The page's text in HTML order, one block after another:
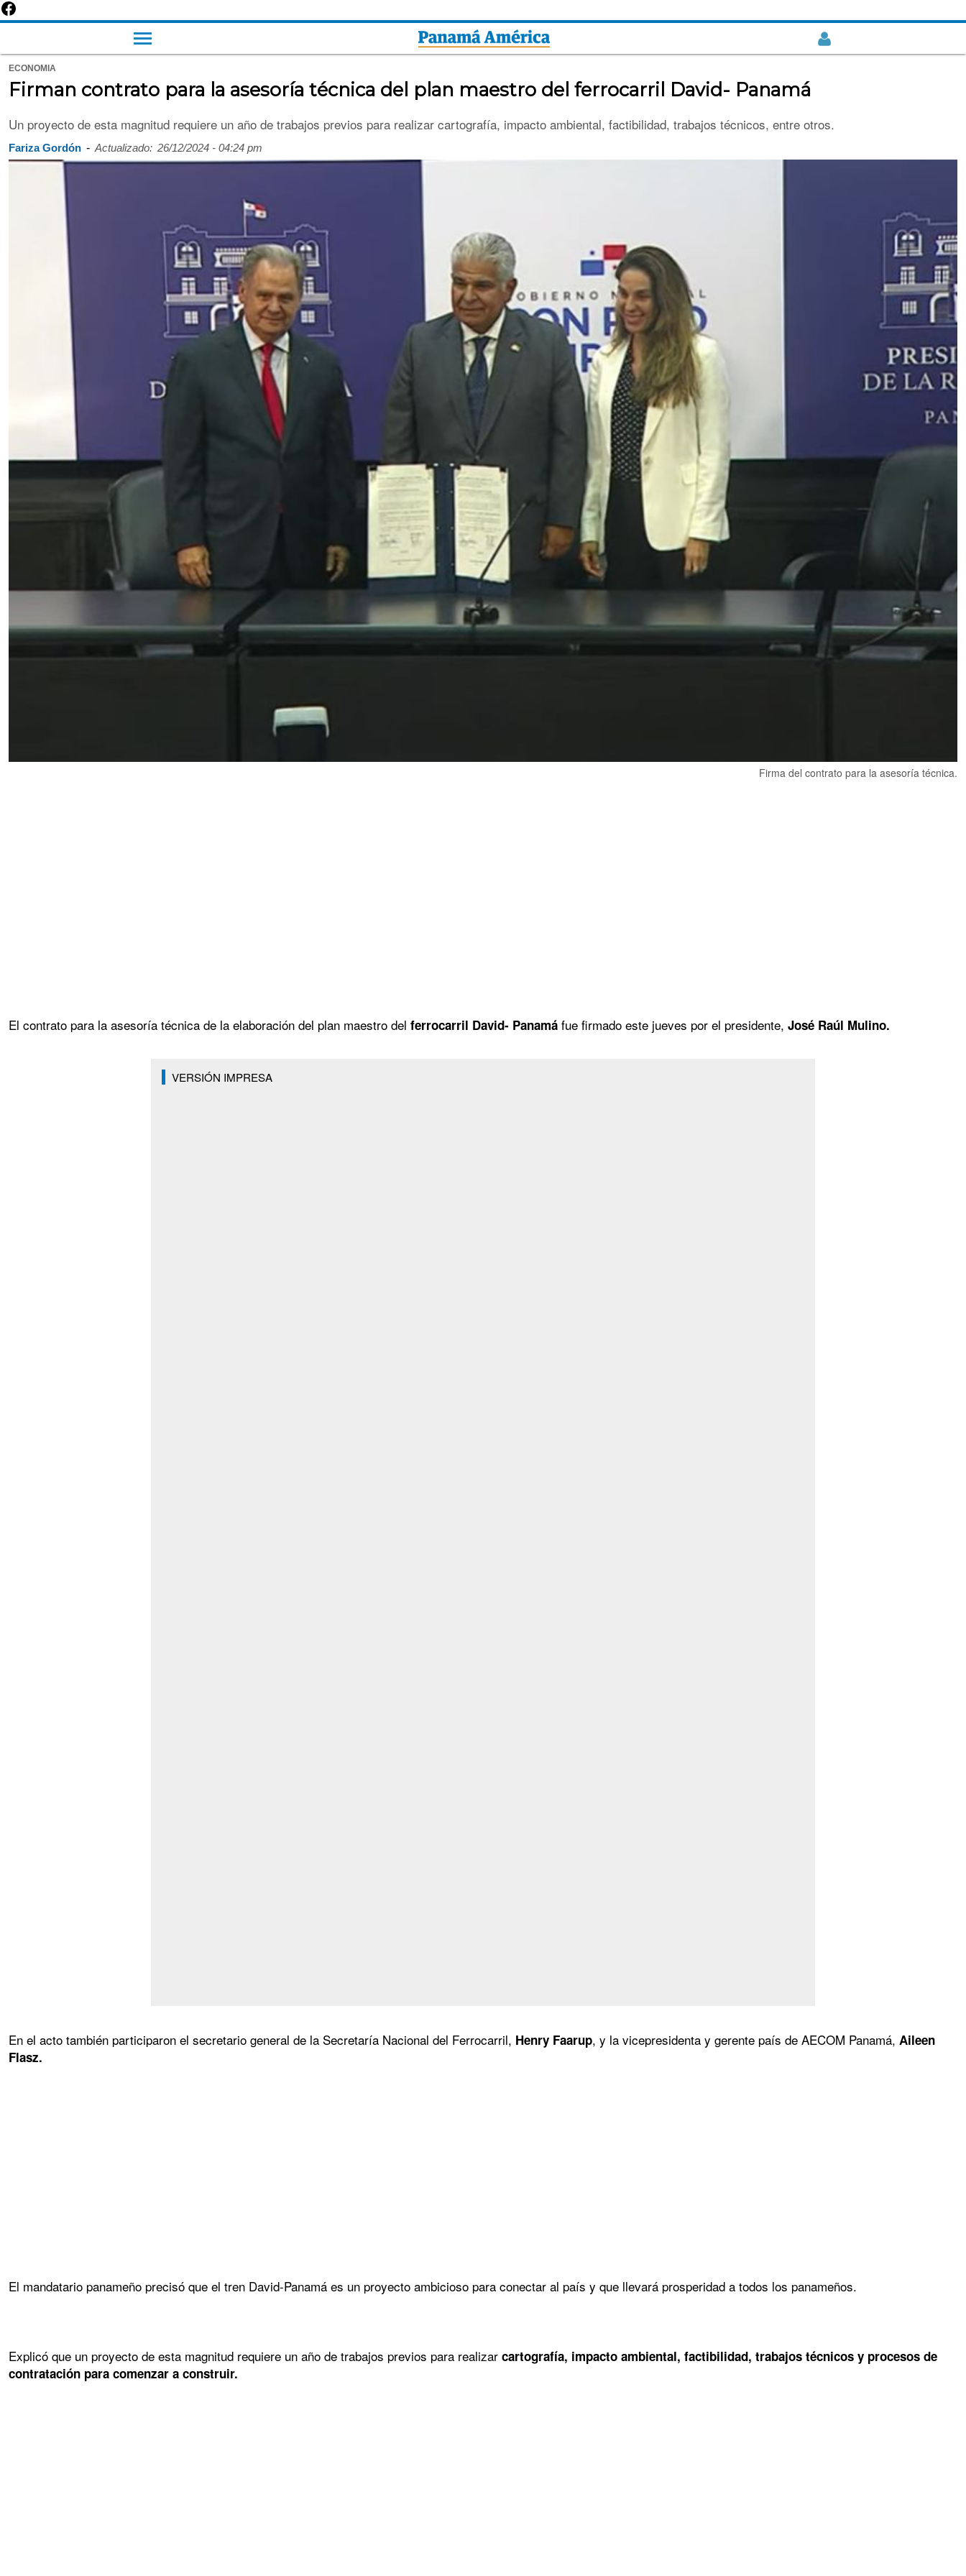
ECONOMIA
Firman contrato para la asesoría técnica del plan maestro del ferrocarril David- Panamá
Un proyecto de esta magnitud requiere un año de trabajos previos para realizar cartografía, impacto ambiental, factibilidad, trabajos técnicos, entre otros.
Fariza Gordón - Actualizado: 26/12/2024 - 04:24 pm
Firma del contrato para la asesoría técnica.
El contrato para la asesoría técnica de la elaboración del plan maestro del ferrocarril David- Panamá fue firmado este jueves por el presidente, José Raúl Mulino.
VERSIÓN IMPRESA
En el acto también participaron el secretario general de la Secretaría Nacional del Ferrocarril, Henry Faarup, y la vicepresidenta y gerente país de AECOM Panamá, Aileen
Flasz.
El mandatario panameño precisó que el tren David-Panamá es un proyecto ambicioso para conectar al país y que llevará prosperidad a todos los panameños.
Explicó que un proyecto de esta magnitud requiere un año de trabajos previos para realizar cartografía, impacto ambiental, factibilidad, trabajos técnicos y procesos de
contratación para comenzar a construir.